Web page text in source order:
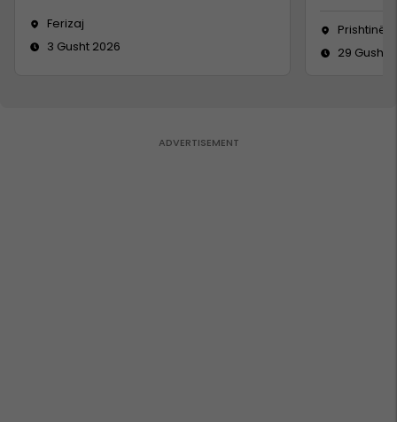
Ferizaj
3 Gusht 2026
Prishtinë
29 Gusht